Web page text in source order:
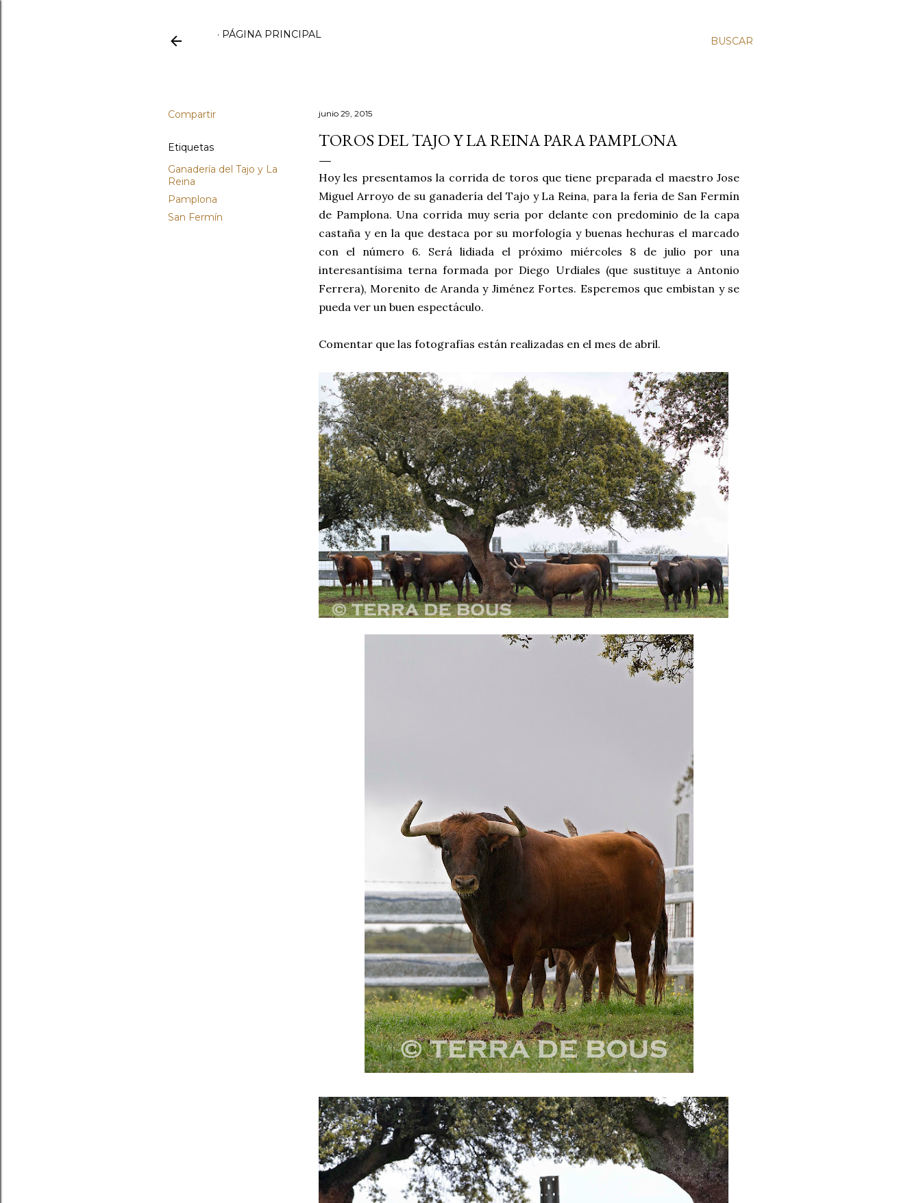
BUSCAR
PÁGINA PRINCIPAL
Compartir
Etiquetas
Ganadería del Tajo y La
Reina
Pamplona
San Fermín
junio 29, 2015
TOROS DEL TAJO Y LA REINA PARA PAMPLONA
Hoy les presentamos la corrida de toros que tiene preparada el maestro Jose
Miguel Arroyo de su ganadería del Tajo y La Reina, para la feria de San Fermín
de Pamplona. Una corrida muy seria por delante con predominio de la capa
castaña y en la que destaca por su morfología y buenas hechuras el marcado
con el número 6. Será lidiada el próximo miércoles 8 de julio por una
interesantísima terna formada por Diego Urdiales (que sustituye a Antonio
Ferrera), Morenito de Aranda y Jiménez Fortes. Esperemos que embistan y se
pueda ver un buen espectáculo.
Comentar que las fotografías están realizadas en el mes de abril.